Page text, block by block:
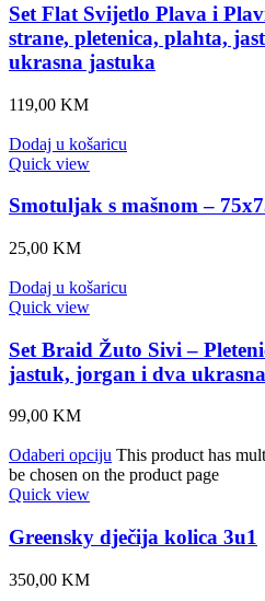
Set Flat Svijetlo Plava i
strane, pletenica, plahta,
ukrasna jastuka
119,00 KM
Dodaj u košaricu
Quick view
Smotuljak s mašnom –
25,00 KM
Dodaj u košaricu
Quick view
Set Braid Žuto Sivi –
jastuk, jorgan i dva
99,00 KM
Odaberi opciju This product has
be chosen on the product page
Quick view
Greensky dječija kolica 3u1
350,00 KM